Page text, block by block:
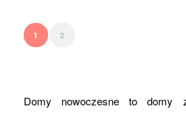
1 2
Domy nowoczesne to domy